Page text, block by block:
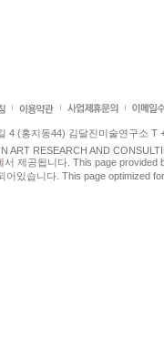
4 (홍지동44) 김달진미술연구소 T
ART RESEARCH AND
서 제공됩니다. This page provided
어있습니다. This page optimized